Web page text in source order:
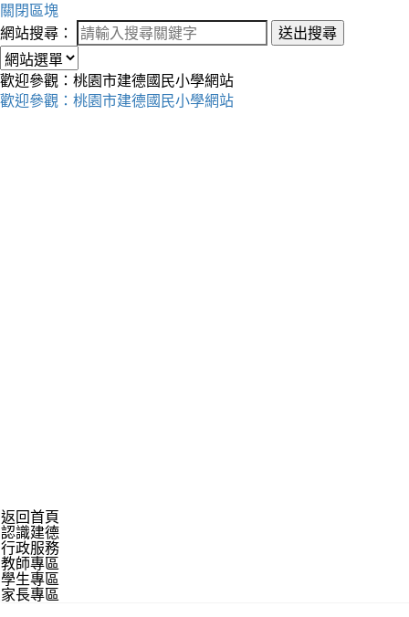
關閉區塊
網站搜尋：
送出搜尋
歡迎參觀：桃園市建德國民小學網站
歡迎參觀：桃園市建德國民小學網站
返回首頁
認識建德
行政服務
教師專區
學生專區
家長專區